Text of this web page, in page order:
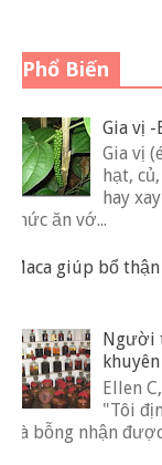
Phổ Biến
Gia vị -
Gia vị
hạt,
hay
thức ăn vớ...
Maca giúp bổ
Người
Ellen
"Tôi
và bỗng nhận